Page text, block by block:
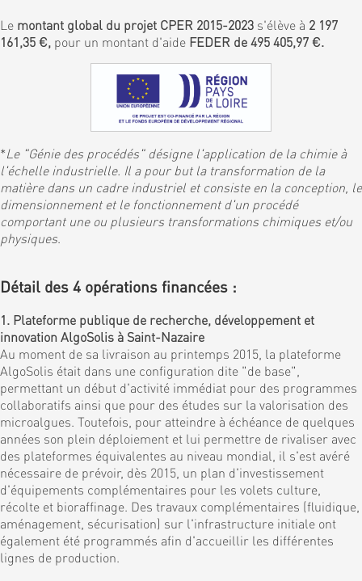
Le montant global du projet CPER 2015-2023 s'élève à 2 197
161,35 €, pour un montant d'aide FEDER de 495 405,97 €.
*Le "Génie des procédés" désigne l'application de la chimie à
l'échelle industrielle. Il a pour but la transformation de la
matière dans un cadre industriel et consiste en la conception, le
dimensionnement et le fonctionnement d'un procédé
comportant une ou plusieurs transformations chimiques et/ou
physiques.
Détail des 4 opérations financées :
1. Plateforme publique de recherche, développement et
innovation AlgoSolis à Saint-Nazaire
Au moment de sa livraison au printemps 2015, la plateforme
AlgoSolis était dans une configuration dite "de base",
permettant un début d'activité immédiat pour des programmes
collaboratifs ainsi que pour des études sur la valorisation des
microalgues. Toutefois, pour atteindre à échéance de quelques
années son plein déploiement et lui permettre de rivaliser avec
des plateformes équivalentes au niveau mondial, il s'est avéré
nécessaire de prévoir, dès 2015, un plan d'investissement
d'équipements complémentaires pour les volets culture,
récolte et bioraffinage. Des travaux complémentaires (fluidique,
aménagement, sécurisation) sur l'infrastructure initiale ont
également été programmés afin d'accueillir les différentes
lignes de production.